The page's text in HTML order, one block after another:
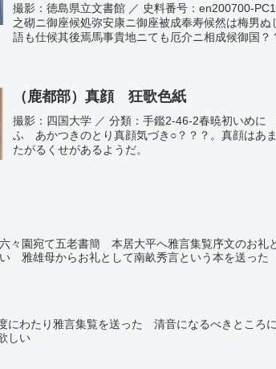
撮影：徳島県立文書館 ／ 史料番号：en200700-
之砌ニ御座候処弥安康ニ御座被成奉寿候然は梅男
語も仕候其後焉馬事貴地ニても厄介ニ相成候御国？
（鹿都部）真顔 狂歌色紙
撮影：四国大学 ／ 分類：手鑑2-46-2春暁初いめ
ふ あかつきのとり真顔気づき○？？？。真顔はあ
たがるくせがあるようだ。
六々園宛て五老書簡 本居大平へ雅言集覧序文のお礼
い 雅雄母からお礼として南畝秀言という本を送った
わたり雅言集覧を送った 清音になるべきところ
しい